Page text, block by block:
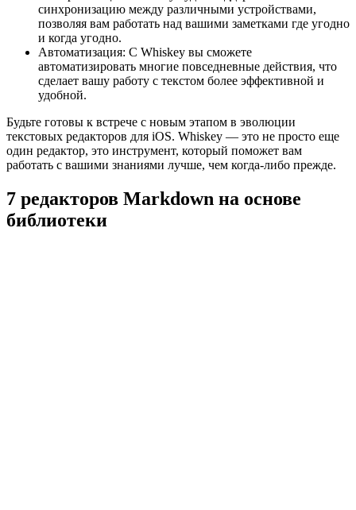
синхронизацию между различными устройствами,
позволяя вам работать над вашими заметками где угодно
и когда угодно.
Автоматизация: С Whiskey вы сможете
автоматизировать многие повседневные действия, что
сделает вашу работу с текстом более эффективной и
удобной.
Будьте готовы к встрече с новым этапом в эволюции
текстовых редакторов для iOS. Whiskey — это не просто еще
один редактор, это инструмент, который поможет вам
работать с вашими знаниями лучше, чем когда-либо прежде.
7 редакторов Markdown на основе
библиотеки